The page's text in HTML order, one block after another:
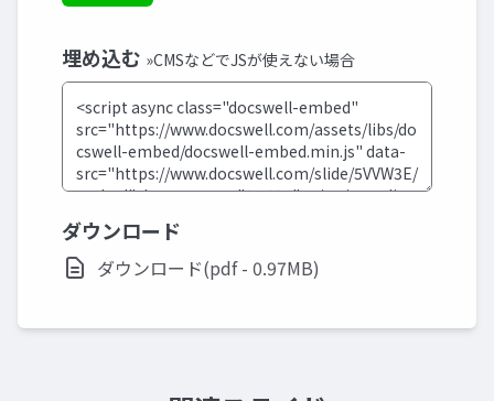
埋め込む »CMSなどでJSが使えない場合
ダウンロード
ダウンロード(pdf - 0.97MB)